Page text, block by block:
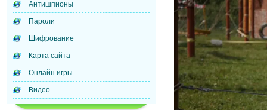
Антишпионы
Пароли
Шифрование
Карта сайта
Онлайн игры
Видео